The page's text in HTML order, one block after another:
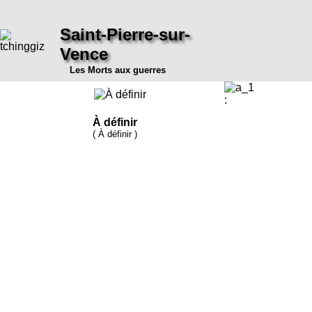
Saint-Pierre-sur-
Vence
Les Morts aux guerres
À définir
( À définir )
: